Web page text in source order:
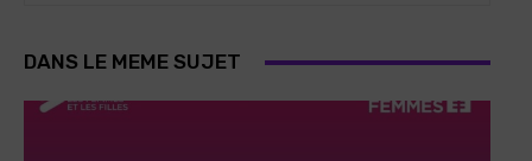
DANS LE MEME SUJET